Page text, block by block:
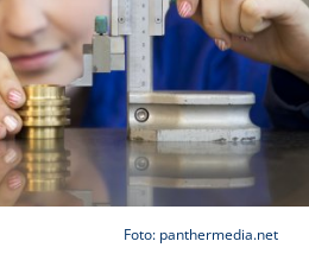
Foto: panthermedia.net